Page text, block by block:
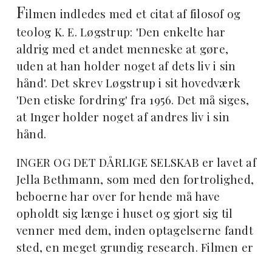
Filmen indledes med et citat af filosof og
teolog K. E. Løgstrup: 'Den enkelte har
aldrig med et andet menneske at gøre,
uden at han holder noget af dets liv i sin
hånd'. Det skrev Løgstrup i sit hovedværk
'Den etiske fordring' fra 1956. Det må siges,
at Inger holder noget af andres liv i sin
hånd.
INGER OG DET DÅRLIGE SELSKAB er lavet af
Jella Bethmann, som med den fortrolighed,
beboerne har over for hende må have
opholdt sig længe i huset og gjort sig til
venner med dem, inden optagelserne fandt
sted, en meget grundig research. Filmen er